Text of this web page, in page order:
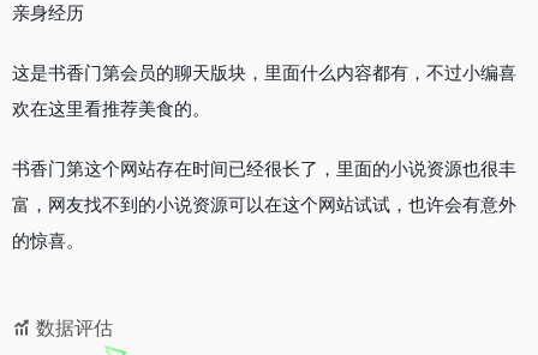
亲身经历
这是书香门第会员的聊天版块，里面什么内容都有，不过小编喜
欢在这里看推荐美食的。
书香门第这个网站存在时间已经很长了，里面的小说资源也很丰
富，网友找不到的小说资源可以在这个网站试试，也许会有意外
的惊喜。
数据评估